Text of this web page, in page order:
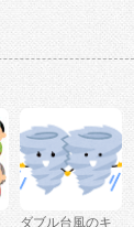
ダブル台風のキ